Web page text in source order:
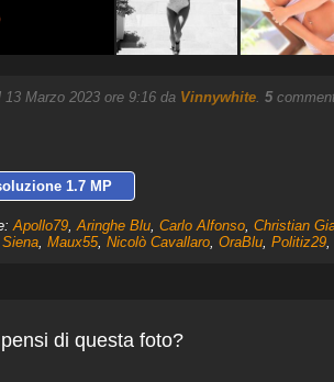
13 Marzo 2023 ore 9:16 da Vinnywhite. 5
1.7 MP
Apollo79,Aringhe Blu, Carlo Alfonso, Christian
, Maux55, Nicolò Cavallaro, OraBlu, Politiz29,
di questa foto?